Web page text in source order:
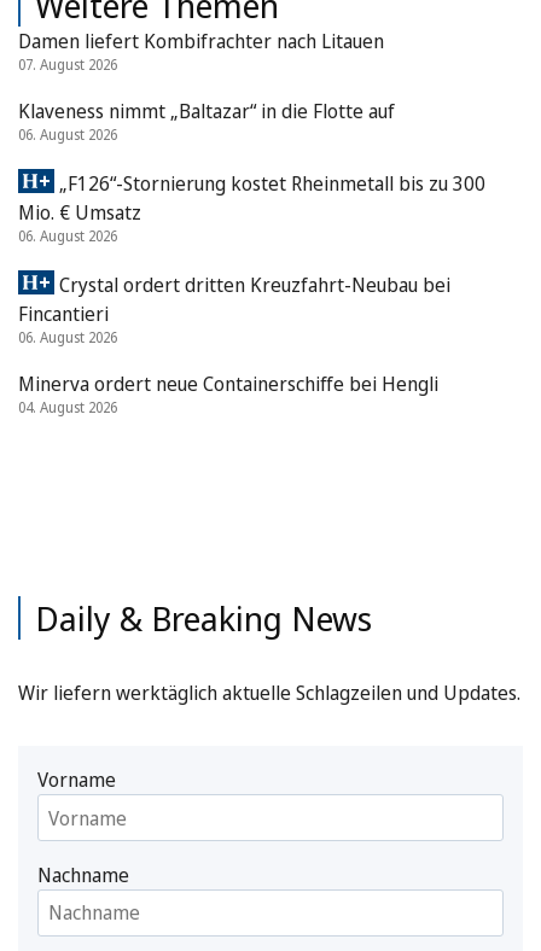
Damen liefert Kombifrachter nach Litauen
07. August 2026
Klaveness nimmt „Baltazar“ in die Flotte auf
06. August 2026
„F126“-Stornierung kostet Rheinmetall bis zu 300
Mio. € Umsatz
06. August 2026
Crystal ordert dritten Kreuzfahrt-Neubau bei
Fincantieri
06. August 2026
Minerva ordert neue Containerschiffe bei Hengli
04. August 2026
Daily & Breaking News
Wir liefern werktäglich aktuelle Schlagzeilen und Updates.
Vorname
Nachname